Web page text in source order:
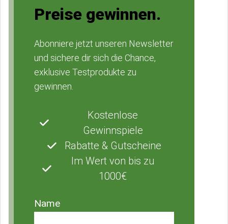
Preise gewinnen.
Abonniere jetzt unseren Newsletter
und sichere dir sich die Chance,
exklusive Testprodukte zu
gewinnen.
Kostenlose
Gewinnspiele
Rabatte & Gutscheine
Im Wert von bis zu
1000€
Name